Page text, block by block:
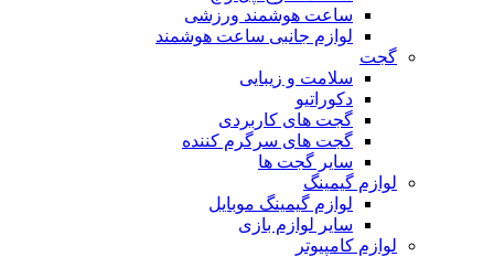
ساعت هوشمند ورزشی
لوازم جانبی ساعت هوشمند
گجت
سلامت و زیبایی
دکوراتیو
گجت های کاربردی
گجت های سرگرم کننده
سایر گجت ها
لوازم گیمینگ
لوازم گیمینگ موبایل
سایر لوازم بازی
لوازم کامپیوتر